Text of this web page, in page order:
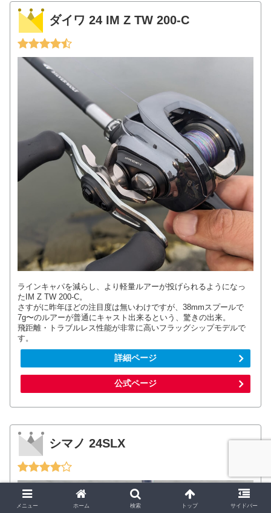
ダイワ 24 IM Z TW 200-C
ラインキャパを減らし、より軽量ルアーが投げられるようになっ
たIM Z TW 200-C。
さすがに昨年ほどの注目度は無いわけですが、38mmスプールで
7g〜のルアーが普通にキャスト出来るという、驚きの出来。
飛距離・トラブルレス性能が非常に高いフラッグシップモデルで
す。
詳細ページ
公式ページ
シマノ 24SLX
メニュー ホーム 検索 トップ サイドバー